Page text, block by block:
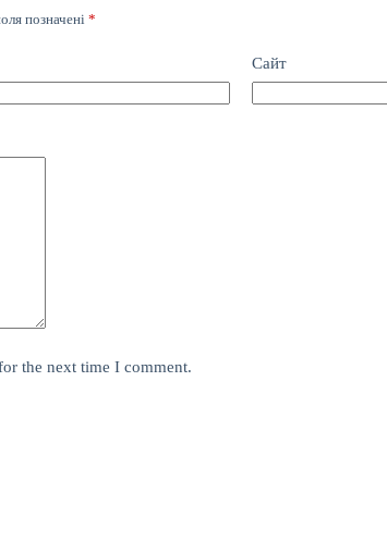
позначені*
Сайт
the next time I comment.